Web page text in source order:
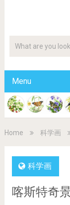
Menu
Home 科学画
科学画
喀斯特奇